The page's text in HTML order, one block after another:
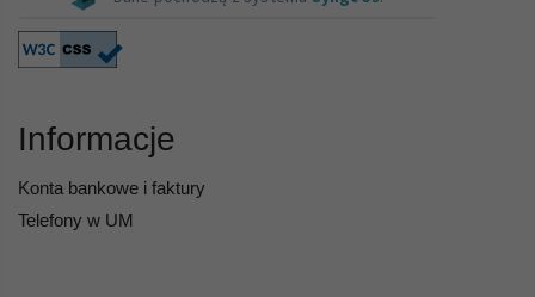
Informacje
Konta bankowe i faktury
Telefony w UM